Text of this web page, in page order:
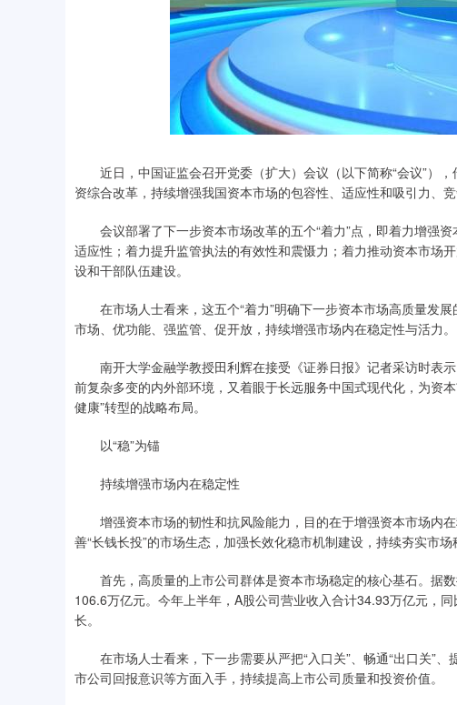
近日，中国证监会召开党委（扩大）会议（以下简称“会议”）
资综合改革，持续增强我国资本市场的包容性、适应性和吸引力、
会议部署了下一步资本市场改革的五个“着力”点，即着力增强资
适应性；着力提升监管执法的有效性和震慑力；着力推动资本市场
设和干部队伍建设。
在市场人士看来，这五个“着力”明确下一步资本市场高质量发展
市场、优功能、强监管、促开放，持续增强市场内在稳定性与活力。
南开大学金融学教授田利辉在接受《证券日报》记者采访时表示
前复杂多变的内外部环境，又着眼于长远服务中国式现代化，为资
健康”转型的战略布局。
以“稳”为锚
持续增强市场内在稳定性
增强资本市场的韧性和抗风险能力，目的在于增强资本市场内
善“长钱长投”的市场生态，加强长效化稳市机制建设，持续夯实市场
首先，高质量的上市公司群体是资本市场稳定的核心基石。据
106.6万亿元。今年上半年，A股公司营业收入合计34.93万亿元，
长。
在市场人士看来，下一步需要从严把“入口关”、畅通“出口关”、
市公司回报意识等方面入手，持续提高上市公司质量和投资价值。